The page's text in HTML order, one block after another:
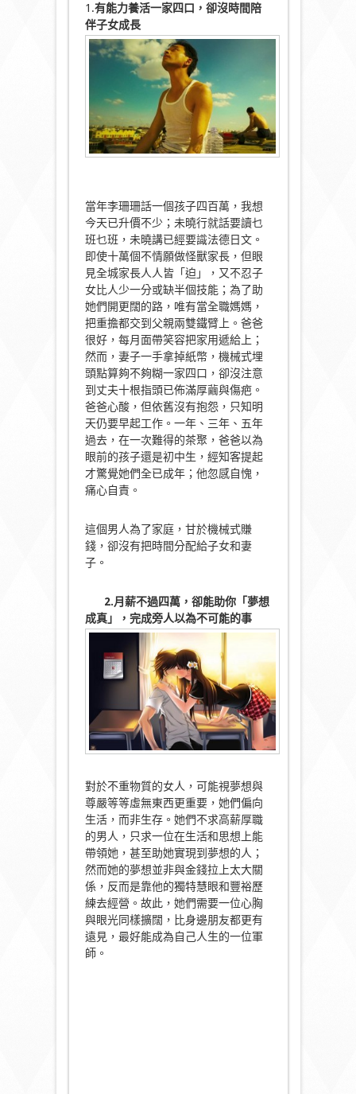
1.有能力養活一家四口，卻沒時間陪
伴子女成長
當年李珊珊話一個孩子四百萬，我想
今天已升價不少；未曉行就話要讀乜
班乜班，未曉講已經要識法德日文。
即使十萬個不情願做怪獸家長，但眼
見全城家長人人皆「迫」，又不忍子
女比人少一分或缺半個技能；為了助
她們開更闊的路，唯有當全職媽媽，
把重擔都交到父親兩雙鐵臂上。爸爸
很好，每月面帶笑容把家用遞給上；
然而，妻子一手拿掉紙幣，機械式埋
頭點算夠不夠糊一家四口，卻沒注意
到丈夫十根指頭已佈滿厚繭與傷疤。
爸爸心酸，但依舊沒有抱怨，只知明
天仍要早起工作。一年、三年、五年
過去，在一次難得的茶聚，爸爸以為
眼前的孩子還是初中生，經知客提起
才驚覺她們全已成年；他忽感自愧，
痛心自責。
這個男人為了家庭，甘於機械式賺
錢，卻沒有把時間分配給子女和妻
子。
2.月薪不過四萬，卻能助你「夢想
成真」，完成旁人以為不可能的事
對於不重物質的女人，可能視夢想與
尊嚴等等虛無東西更重要，她們偏向
生活，而非生存。她們不求高薪厚職
的男人，只求一位在生活和思想上能
帶領她，甚至助她實現到夢想的人；
然而她的夢想並非與金錢拉上太大關
係，反而是靠他的獨特慧眼和豐裕歷
練去經營。故此，她們需要一位心胸
與眼光同樣擴闊，比身邊朋友都更有
遠見，最好能成為自己人生的一位軍
師。